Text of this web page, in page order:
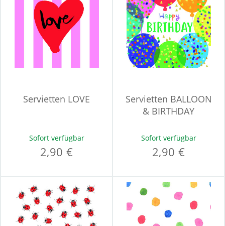
Servietten LOVE
Sofort verfügbar
2,90 €
Servietten BALLOON
& BIRTHDAY
Sofort verfügbar
2,90 €